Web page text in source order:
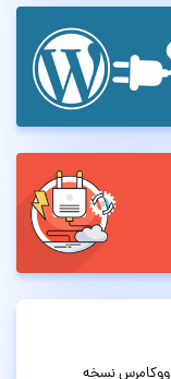
قالب فروشگاهی چندمنظوره وودمارت WoodMart ووکامرس نسخه